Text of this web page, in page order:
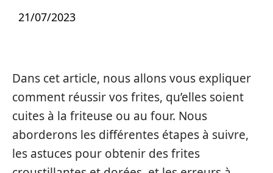
21/07/2023
Dans cet article, nous allons vous expliquer
comment réussir vos frites, qu’elles soient
cuites à la friteuse ou au four. Nous
aborderons les différentes étapes à suivre,
les astuces pour obtenir des frites